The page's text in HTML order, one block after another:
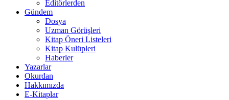
Editörlerden
Gündem
Dosya
Uzman Görüşleri
Kitap Öneri Listeleri
Kitap Kulüpleri
Haberler
Yazarlar
Okurdan
Hakkımızda
E-Kitaplar